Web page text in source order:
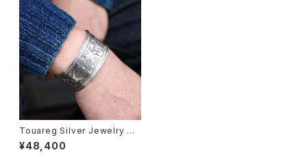
Touareg Silver Jewelry トゥ
アレグシルバージュエリー WID
E BANGLE ワイドシルバーバン
¥48,400